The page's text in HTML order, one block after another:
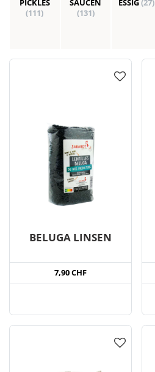
PICKLES
(111)
SAUCEN
(131)
ESSIG(27)
BELUGA LINSEN
7,90 CHF